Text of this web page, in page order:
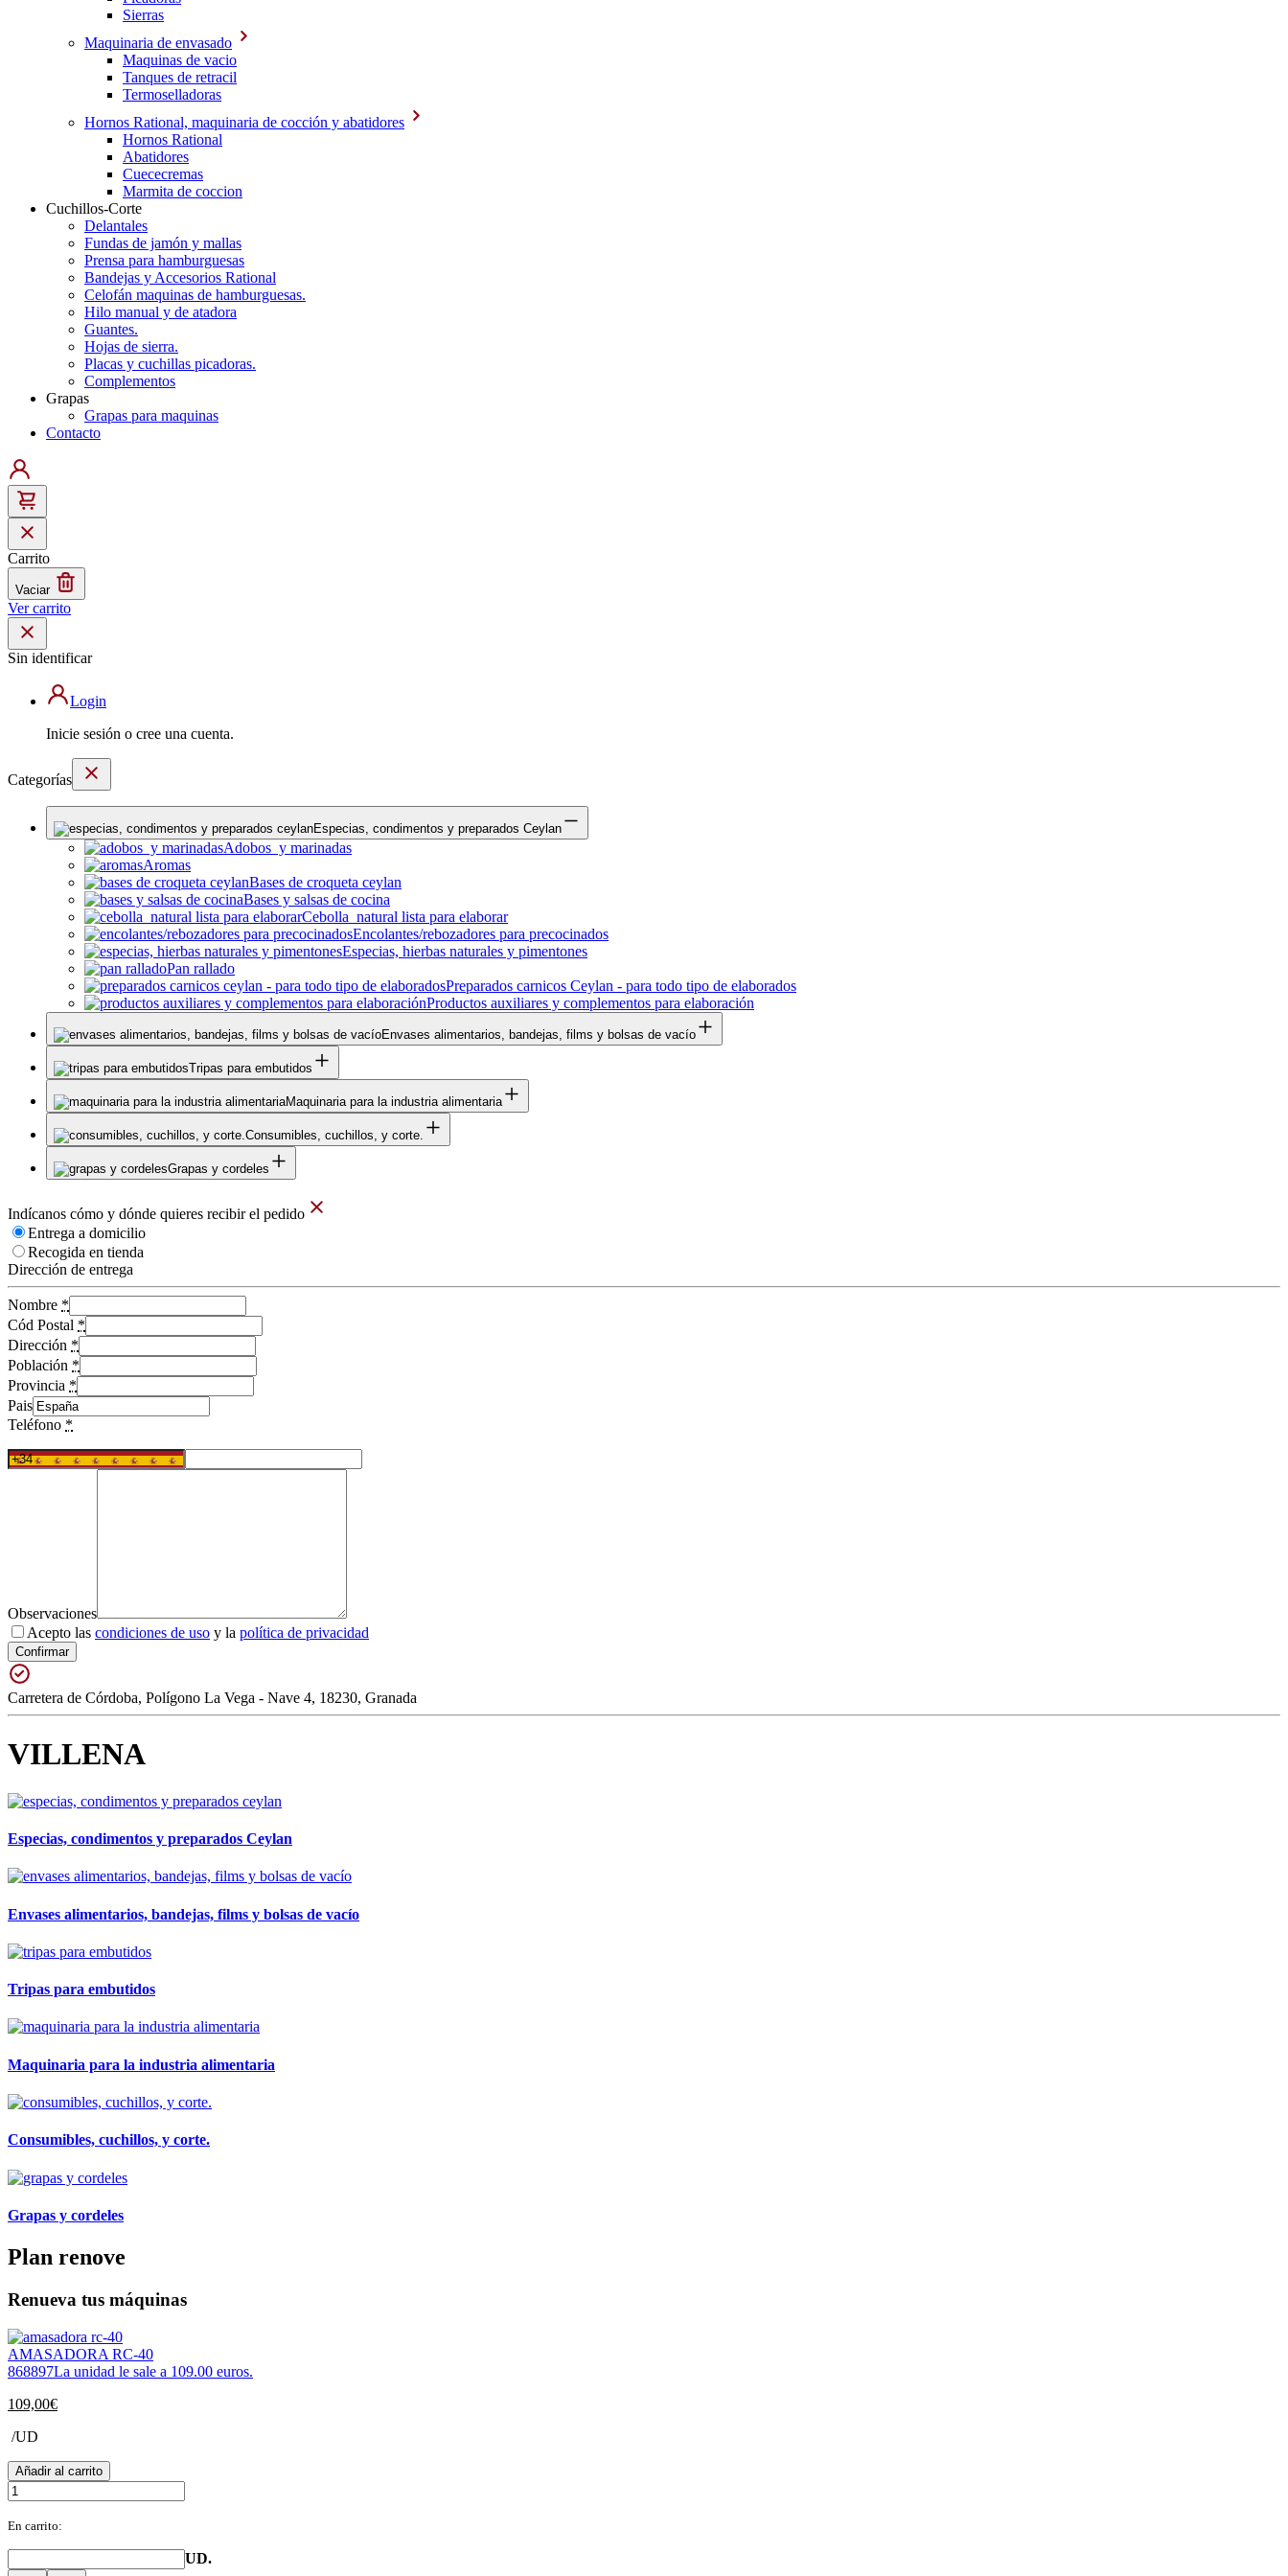
Sierras
Maquinaria de envasado
Maquinas de vacio
Tanques de retracil
Termoselladoras
Hornos Rational, maquinaria de cocción y abatidores
Hornos Rational
Abatidores
Cuececremas
Marmita de coccion
Cuchillos-Corte
Delantales
Fundas de jamón y mallas
Prensa para hamburguesas
Bandejas y Accesorios Rational
Celofán maquinas de hamburguesas.
Hilo manual y de atadora
Guantes.
Hojas de sierra.
Placas y cuchillas picadoras.
Complementos
Grapas
Grapas para maquinas
Contacto
Carrito
Vaciar
Ver carrito
Sin identificar
Login
Inicie sesión o cree una cuenta.
Categorías
Especias, condimentos y preparados Ceylan
Adobos y marinadas
Aromas
Bases de croqueta ceylan
Bases y salsas de cocina
Cebolla natural lista para elaborar
Encolantes/rebozadores para precocinados
Especias, hierbas naturales y pimentones
Pan rallado
Preparados carnicos Ceylan - para todo tipo de elaborados
Productos auxiliares y complementos para elaboración
Envases alimentarios, bandejas, films y bolsas de vacío
Tripas para embutidos
Maquinaria para la industria alimentaria
Consumibles, cuchillos, y corte.
Grapas y cordeles
Indícanos cómo y dónde quieres recibir el pedido
Entrega a domicilio
Recogida en tienda
Dirección de entrega
Nombre *
Cód Postal *
Dirección *
Población *
Provincia *
Pais
Teléfono *
Observaciones
Acepto las condiciones de uso y la política de privacidad
Confirmar
Carretera de Córdoba, Polígono La Vega - Nave 4, 18230, Granada
VILLENA
Especias, condimentos y preparados Ceylan
Envases alimentarios, bandejas, films y bolsas de vacío
Tripas para embutidos
Maquinaria para la industria alimentaria
Consumibles, cuchillos, y corte.
Grapas y cordeles
Plan renove
Renueva tus máquinas
AMASADORA RC-40
868897La unidad le sale a 109.00 euros.
109,00€
/UD
Añadir al carrito
En carrito:
UD.